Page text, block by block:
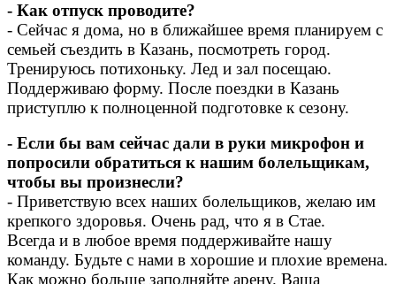
- Как отпуск проводите?
- Сейчас я дома, но в ближайшее время планируем с
семьей съездить в Казань, посмотреть город.
Тренируюсь потихоньку. Лед и зал посещаю.
Поддерживаю форму. После поездки в Казань
приступлю к полноценной подготовке к сезону.
- Если бы вам сейчас дали в руки микрофон и
попросили обратиться к нашим болельщикам,
чтобы вы произнесли?
- Приветствую всех наших болельщиков, желаю им
крепкого здоровья. Очень рад, что я в Стае.
Всегда и в любое время поддерживайте нашу
команду. Будьте с нами в хорошие и плохие времена.
Как можно больше заполняйте арену. Ваша